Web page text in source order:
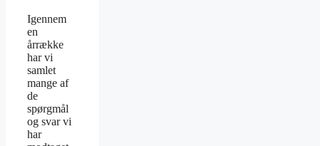
Igennem
en
årrække
har vi
samlet
mange af
de
spørgmål
og svar vi
har